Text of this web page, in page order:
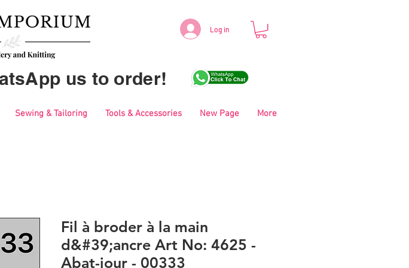
Log in
us to order!
Sewing & Tailoring Tools & Accessories New Page More
Fil à broder à la main
d&#39;ancre Art No: 4625 -
Abat-jour - 00333